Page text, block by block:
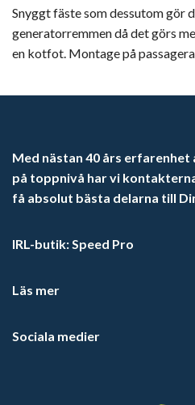
Snyggt fäste som dessutom gör
generatorremmen då det görs
en kotfot. Montage på
Med nästan 40 års erfarenhet
på toppnivå har vi
få absolut bästa delarna till
IRL-butik: Speed Pro
Läs mer
Sociala medier